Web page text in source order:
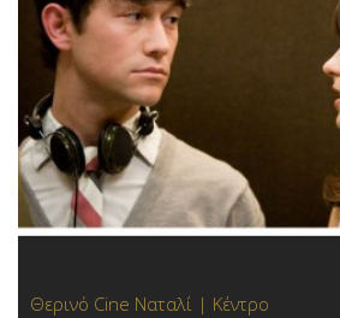
Θερινό Cine Ναταλί | Κέντρο